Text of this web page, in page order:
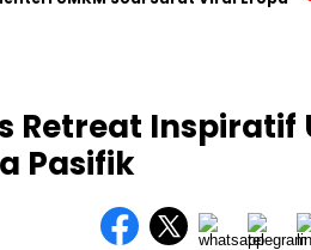
Retreat Inspiratif
Pasifik